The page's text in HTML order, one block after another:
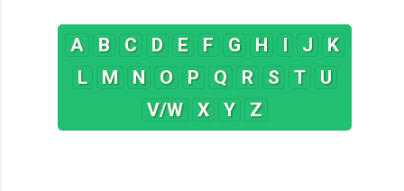
A B C D E F G H I J
K
L
M N O P Q R S T
U
V/W
X Y Z